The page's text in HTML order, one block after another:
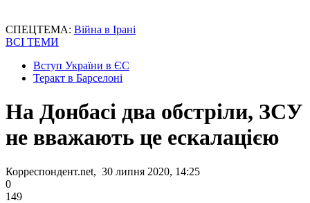
СПЕЦТЕМА: Війна в Ірані
ВСІ ТЕМИ
Вступ України в ЄС
Теракт в Барселоні
На Донбасі два обстріли, ЗСУ
не вважають це ескалацією
Корреспондент.net, 30 липня 2020, 14:25
0
149